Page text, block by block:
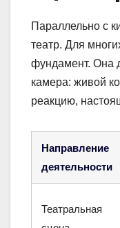
Параллельно с
театр. Для
фундамент. Она
камера: живой
реакцию,
Направление
деятельности
Театральная